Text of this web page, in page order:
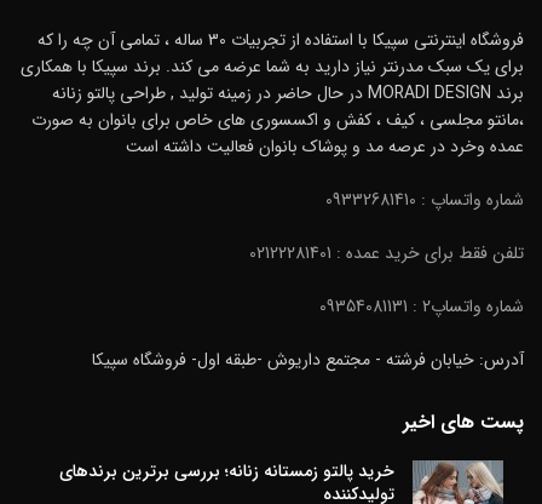
فروشگاه اینترنتی سپیکا با استفاده از تجربیات 30 ساله ، تمامی آن چه را که
برای یک سبک مدرنتر نیاز دارید به شما عرضه می کند. برند سپیکا با همکاری
برند MORADI DESIGN در حال حاضر در زمینه تولید , طراحی پالتو زنانه
،مانتو مجلسی ، کیف ، کفش و اکسسوری های خاص برای بانوان به صورت
عمده وخرد در عرصه مد و پوشاک بانوان فعالیت داشته است
شماره واتساپ : 09332681410
تلفن فقط برای خرید عمده : 02122281401
شماره واتساپ2 : 09354081131
آدرس: خیابان فرشته - مجتمع داریوش -طبقه اول- فروشگاه سپیکا
پست های اخیر
خرید پالتو زمستانه زنانه؛ بررسی برترین برندهای
تولیدکننده